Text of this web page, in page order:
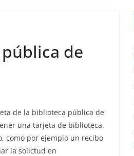
de
de la biblioteca pública de
una tarjeta de biblioteca.
como por ejemplo un recibo
la solictud en